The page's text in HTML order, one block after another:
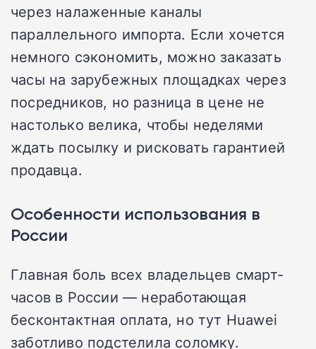
через налаженные каналы
параллельного импорта. Если хочется
немного сэкономить, можно заказать
часы на зарубежных площадках через
посредников, но разница в цене не
настолько велика, чтобы неделями
ждать посылку и рисковать гарантией
продавца.
Особенности использования в
России
Главная боль всех владельцев смарт-
часов в России — неработающая
бесконтактная оплата, но тут Huawei
заботливо подстелила соломку.